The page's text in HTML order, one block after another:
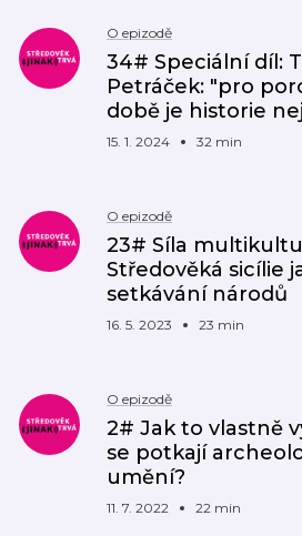
O epizodě
34# Speciální díl:
Petráček: "pro
době je historie
15. 1. 2024 32 min
O epizodě
23# Síla
Středověká sicílie
setkávání národů
16. 5. 2023 23 min
O epizodě
2# Jak to vlastně
se potkají
umění?
11. 7. 2022 22 min